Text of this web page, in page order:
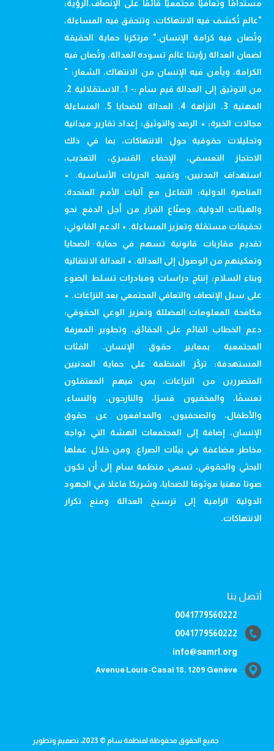
مستدامًا وتعافيًا مجتمعيًا قائمًا على الإنصاف.الرؤية:
"عالم تُكشف فيه الانتهاكات، وتتحقق فيه المساءلة،
وتُصان فيه كرامة الإنسان." مرتكزنا حماية الحقيقة
لضمان العدالة رؤيتنا عالم تسوده العدالة، وتُصان فيه
الكرامة، ويأمن فيه الإنسان من الانتهاك. الشعار: "
من التوثيق إلى العدالة قيم سام :- 1. الاستقلالية 2.
المهنية 3. النزاهة 4. العدالة للضحايا 5. المساءلة
مجالات الخبرة: • الرصد والتوثيق: إعداد تقارير ميدانية
وتحليلات حقوقية حول الانتهاكات، بما في ذلك
الاحتجاز التعسفي، الإخفاء القسري، التعذيب،
استهداف المدنيين، وتقييد الحريات الأساسية. •
المناصرة الدولية: التفاعل مع آليات الأمم المتحدة،
والهيئات الدولية، وصنّاع القرار من أجل الدفع نحو
تحقيقات مستقلة وتعزيز المساءلة. • الدعم القانوني:
تقديم مقاربات قانونية تسهم في حماية الضحايا
وتمكينهم من الوصول إلى العدالة. • العدالة الانتقالية
وبناء السلام: إنتاج دراسات ومبادرات تسلط الضوء
على سبل الإنصاف والتعافي المجتمعي بعد النزاعات. •
مكافحة المعلومات المضللة وتعزيز الوعي الحقوقي:
دعم الخطاب القائم على الحقائق، وتطوير المعرفة
المجتمعية بمعايير حقوق الإنسان. الفئات
المستهدفة: تركّز المنظمة على حماية المدنيين
المتضررين من النزاعات، بمن فيهم المعتقلون
تعسفًا، والمخفيون قسرًا، والنازحون، والنساء،
والأطفال، والصحفيون، والمدافعون عن حقوق
الإنسان، إضافة إلى المجتمعات الهشة التي تواجه
مخاطر مضاعفة في بيئات الصراع. ومن خلال عملها
البحثي والحقوقي، تسعى منظمة سام إلى أن تكون
صوتا مهنيا موثوقا للضحايا، وشريكا فاعلا في الجهود
الدولية الرامية إلى ترسيخ العدالة ومنع تكرار
الانتهاكات.
أتصل بنا
0041779560222
0041779560222
info@samrl.org
Avenue Louis-Casaï 18, 1209 Genève
جميع الحقوق محفوظة لمنظمة سام © 2023، تصميم وتطوير